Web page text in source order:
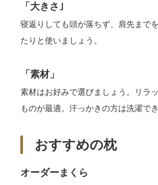
「大きさ｣
寝返りしても頭が落ちず、肩先まで
たりと使いましょう。
「素材」
素材はお好みで選びましょう。リラ
ものが最適。汗っかきの方は洗濯で
おすすめの枕
オーダーまくら